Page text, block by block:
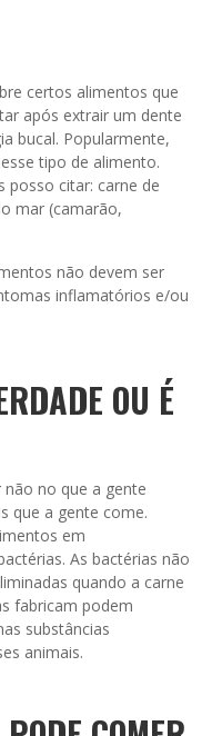
certos alimentos que
após extrair um dente
bucal. Popularmente,
tipo de alimento.
posso citar: carne de
mar (camarão,
não devem ser
inflamatórios e/ou
OU É
no que a gente
que a gente come.
em
As bactérias não
quando a carne
fabricam podem
substâncias
animais.